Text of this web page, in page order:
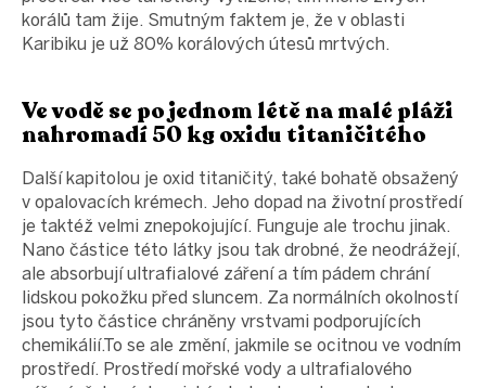
korálů tam žije. Smutným faktem je, že v oblasti
Karibiku je už 80% korálových útesů mrtvých.
Ve vodě se po jednom létě na malé pláži
nahromadí 50 kg oxidu titaničitého
Další kapitolou je oxid titaničitý, také bohatě obsažený
v opalovacích krémech. Jeho dopad na životní prostředí
je taktéž velmi znepokojující. Funguje ale trochu jinak.
Nano částice této látky jsou tak drobné, že neodrážejí,
ale absorbují ultrafialové záření a tím pádem chrání
lidskou pokožku před sluncem. Za normálních okolností
jsou tyto částice chráněny vrstvami podporujících
chemikálií.To se ale změní, jakmile se ocitnou ve vodním
prostředí. Prostředí mořské vody a ultrafialového